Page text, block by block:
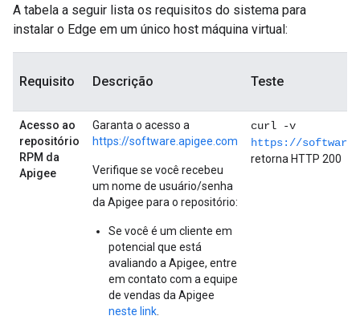
A tabela a seguir lista os requisitos do sistema para
instalar o Edge em um único host máquina virtual:
Requisito Descrição Teste
Acesso ao
repositório
RPM da
Apigee
Garanta o acesso a
https://software.apigee.com
Verifique se você recebeu
um nome de usuário/senha
da Apigee para o repositório:
Se você é um cliente em
potencial que está
avaliando a Apigee, entre
em contato com a equipe
de vendas da Apigee
neste link
curl -v
https://
retorna HTTP 200